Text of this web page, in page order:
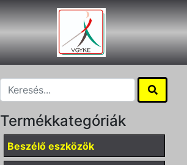
Termékkategóriák
Beszélő eszközök